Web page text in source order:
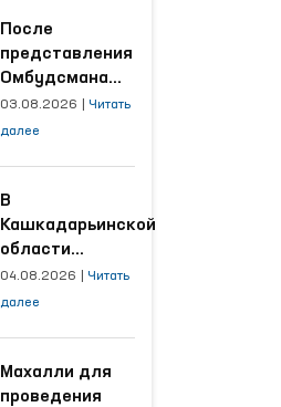
области
После
представления
Омбудсмана
улучшены
условия на
трудятся
осуждённые
03.08.2026
Читать
далее
В
Кашкадарьинской
области
налажена
адресная работа
наибольшее
количество
04.08.2026
Читать
далее
Махалли для
проведения